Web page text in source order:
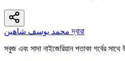
محمد يوسف شاهين দ্বারা
সবুজ এবং সাদা নাইজেরিয়ান পতাকা গর্বের